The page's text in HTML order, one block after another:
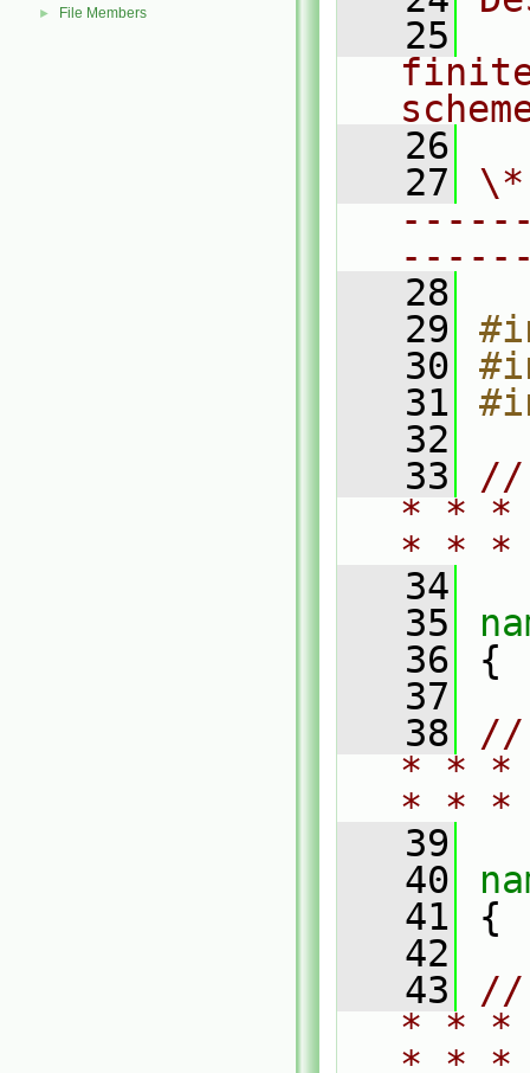
► File Members
   25
finite
   26
   27
   28
   29
   30
   31
   32
   33
//
* * *
* *
   34
   35
   36
{
   37
   38
//
* * *
* *
   39
   40
   41
{
   42
   43
//
* * *
* *